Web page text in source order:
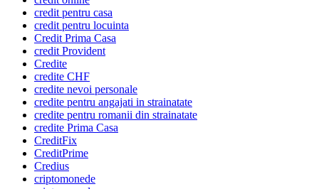
credit pentru casa
credit pentru locuinta
Credit Prima Casa
credit Provident
Credite
credite CHF
credite nevoi personale
credite pentru angajati in strainatate
credite pentru romanii din strainatate
credite Prima Casa
CreditFix
CreditPrime
Credius
criptomonede